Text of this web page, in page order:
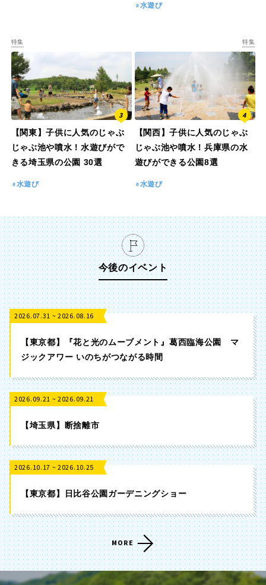
水遊び
特集
【関東】子供に人気のじゃぶ
じゃぶ池や噴水！水遊びがで
きる埼玉県の公園 30選
水遊び
特集
【関西】子供に人気のじゃぶ
じゃぶ池や噴水！兵庫県の水
遊びができる公園8選
水遊び
今後のイベント
2026.07.31 ~ 2026.08.16
【東京都】『花と光のムーブメント』葛西臨海公園 マ
ジックアワー いのちがつながる時間
2026.09.21 ~ 2026.09.21
【埼玉県】断捨離市
2026.10.17 ~ 2026.10.25
【東京都】日比谷公園ガーデニングショー
MORE